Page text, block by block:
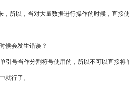
，所以，当对大量数据进行操作的时候，直
候会发生错误？
引号当作分割符号使用的，所以不可以直接
就行了。